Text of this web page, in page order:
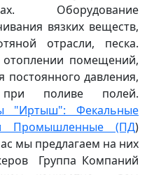
Оборудование
вязких веществ,
отрасли, песка.
отоплении помещений,
постоянного давления,
поливе полей.
"Иртыш": Фекальные
(ПД)
мы предлагаем на них
Группа Компаний